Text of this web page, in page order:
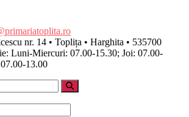
nr. 14 • Toplița • Harghita • 535700
Luni-Miercuri: 07.00-15.30; Joi: 07.00-
13.00